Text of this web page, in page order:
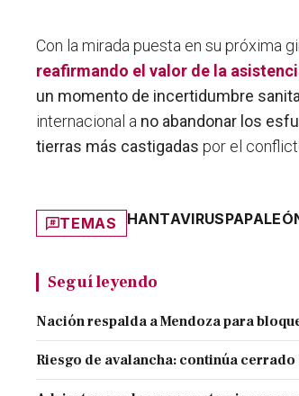
Con la mirada puesta en su próxima
reafirmando el valor de la
un momento de incertidumbre
internacional a no abandonar los
tierras más castigadas por el
TEMAS HANTAVIRUSPAPA
Seguí leyendo
Nación respalda a Mendoza para
Riesgo de avalancha: continúa